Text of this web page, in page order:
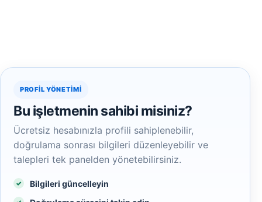
PROFIL YÖNETIMI
Bu işletmenin sahibi misiniz?
Ücretsiz hesabınızla profili sahiplenebilir,
doğrulama sonrası bilgileri düzenleyebilir ve
talepleri tek panelden yönetebilirsiniz.
Bilgileri güncelleyin